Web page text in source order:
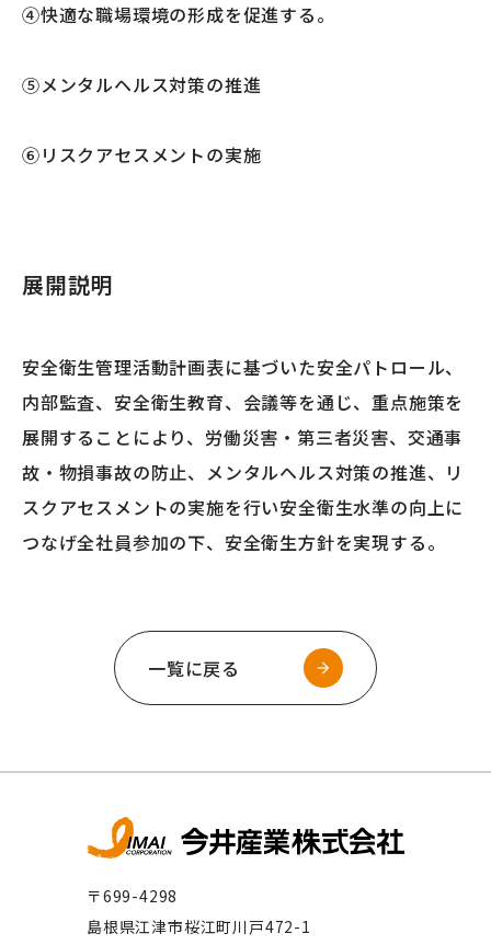
④快適な職場環境の形成を促進する。
⑤メンタルヘルス対策の推進
⑥リスクアセスメントの実施
展開説明
安全衛生管理活動計画表に基づいた安全パトロール、
内部監査、安全衛生教育、会議等を通じ、重点施策を
展開することにより、労働災害・第三者災害、交通事
故・物損事故の防止、メンタルヘルス対策の推進、リ
スクアセスメントの実施を行い安全衛生水準の向上に
つなげ全社員参加の下、安全衛生方針を実現する。
一覧に戻る
〒699-4298
島根県江津市桜江町川戸472-1